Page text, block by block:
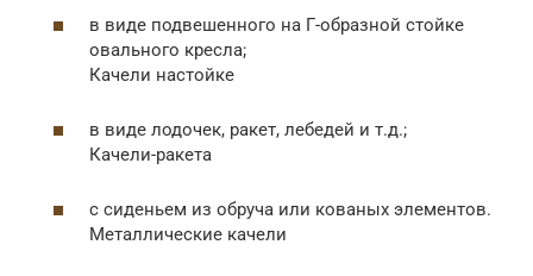
в виде подвешенного на Г-образной стойке
овального кресла;
Качели настойке
в виде лодочек, ракет, лебедей и т.д.;
Качели-ракета
с сиденьем из обруча или кованых элементов.
Металлические качели